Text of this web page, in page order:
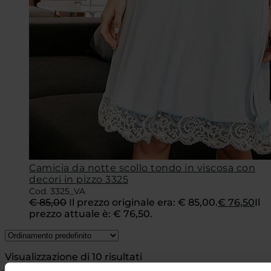
Camicia da notte scollo tondo in viscosa con
decori in pizzo 3325
Cod. 3325_VA
€85,00 Il prezzo originale era: € 85,00.€ 76,50Il
prezzo attuale è: € 76,50.
Visualizzazione di 10 risultati